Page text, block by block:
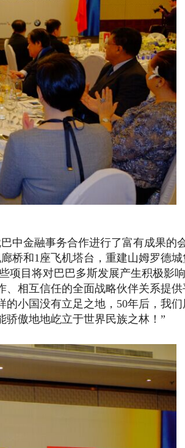
中金融事务合作进行了富有成果的
桥和1座飞机塔台，重建山姆罗德城
项目将对巴巴多斯发展产生积极影
、相互信任的全面战略伙伴关系提供
小国没有立足之地，50年后，我
骄傲地地屹立于世界民族之林！”